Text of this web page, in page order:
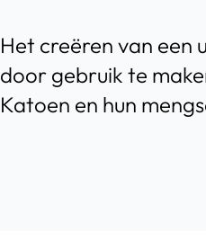
Het creëren van een
door gebruik te
Katoen en hun